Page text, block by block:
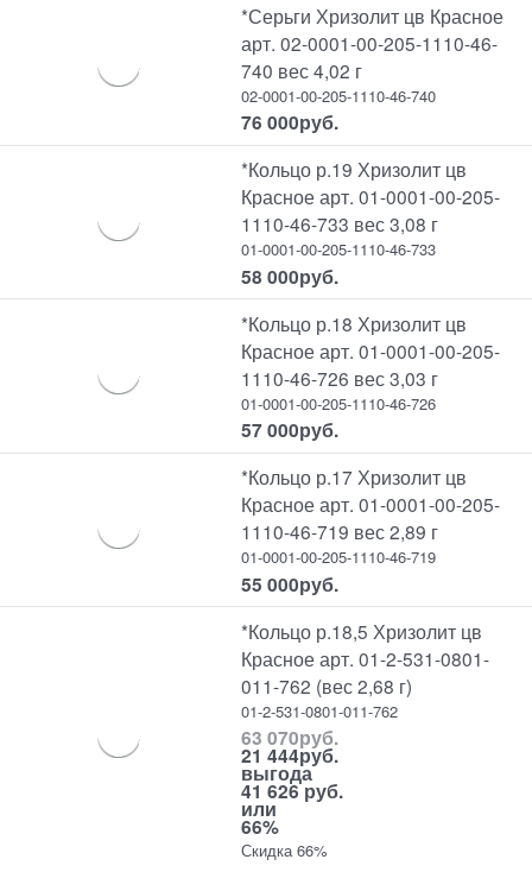
*Серьги Хризолит цв Красное
арт. 02-0001-00-205-1110-46-
740 вес 4,02 г
02-0001-00-205-1110-46-740
76 000руб.
*Кольцо р.19 Хризолит цв
Красное арт. 01-0001-00-205-
1110-46-733 вес 3,08 г
01-0001-00-205-1110-46-733
58 000руб.
*Кольцо р.18 Хризолит цв
Красное арт. 01-0001-00-205-
1110-46-726 вес 3,03 г
01-0001-00-205-1110-46-726
57 000руб.
*Кольцо р.17 Хризолит цв
Красное арт. 01-0001-00-205-
1110-46-719 вес 2,89 г
01-0001-00-205-1110-46-719
55 000руб.
*Кольцо р.18,5 Хризолит цв
Красное арт. 01-2-531-0801-
011-762 (вес 2,68 г)
01-2-531-0801-011-762
63 070руб.
21 444руб.
выгода
41 626 руб.
или
66%
Скидка 66%